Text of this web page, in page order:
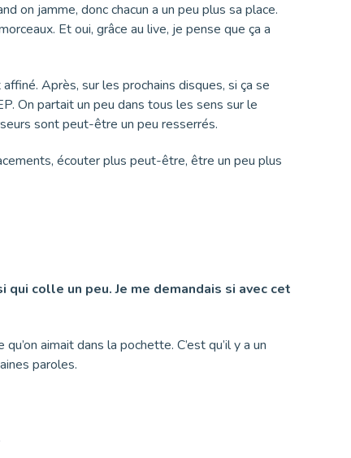
on jamme, donc chacun a un peu plus sa place.
Et oui, grâce au live, je pense que ça a
Après, sur les prochains disques, si ça se
On partait un peu dans tous les sens sur le
sont peut-être un peu resserrés.
écouter plus peut-être, être un peu plus
qui colle un peu. Je me demandais si avec cet
aimait dans la pochette. C’est qu’il y a un
paroles.